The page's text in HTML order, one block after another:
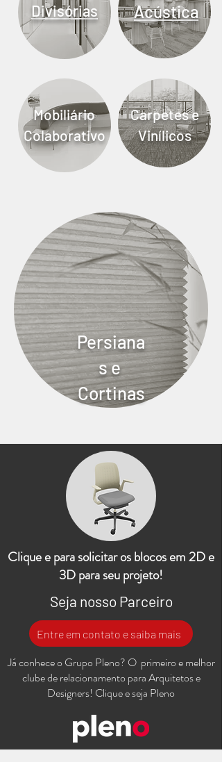
Divisórias Acústica
Mobiliário
Colaborativo
Carpetes e
Vinílicos
Persiana
s e
Cortinas
Clique e para solicitar os blocos em 2D e
3D para seu projeto!
Seja nosso Parceiro
Entre em contato e saiba mais
Já conhece o Grupo Pleno? O primeiro e melhor
clube de relacionamento para Arquitetos e
Designers! Clique e seja Pleno